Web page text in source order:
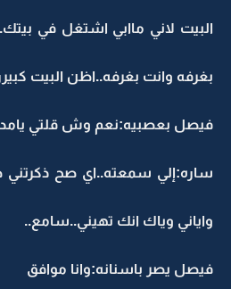
البيت لاني ماابي اشتغل في
بغرفه وانت بغرفه..اظن البيت
فيصل بعصبيه:نعم وش قلتي
ساره:إلي سمعته..اي صح ذكرتني
واياني وياك انك تهيني..سامع..
فيصل يصر باسنانه:وانا موافق